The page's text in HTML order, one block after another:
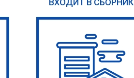
ВХОДИТ В СБОРНИК